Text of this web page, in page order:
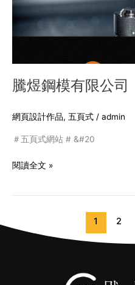
騰煜鋼模有限公司
網頁設計作品, 五頁式 / admin
＃五頁式網站 # &#20
限
公
司
閱讀全文 »
1 2